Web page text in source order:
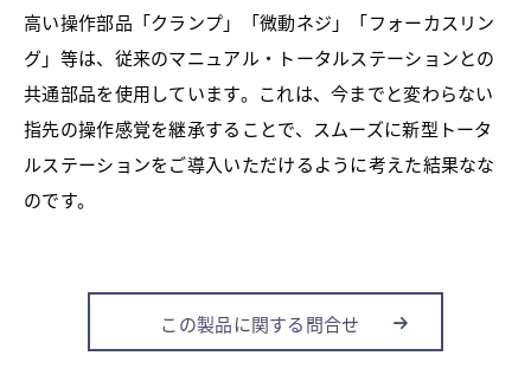
高い操作部品「クランプ」「微動ネジ」「フォーカスリン
グ」等は、従来のマニュアル・トータルステーションとの
共通部品を使用しています。これは、今までと変わらない
指先の操作感覚を継承することで、スムーズに新型トータ
ルステーションをご導入いただけるように考えた結果なな
のです。
この製品に関する問合せ